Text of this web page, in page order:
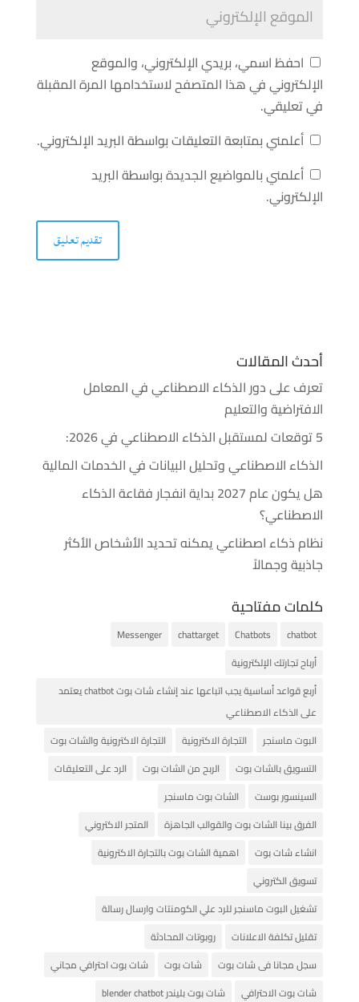
احفظ اسمي، بريدي الإلكتروني، والموقع
الإلكتروني في هذا المتصفح لاستخدامها المرة المقبلة
في تعليقي.
أعلمني بمتابعة التعليقات بواسطة البريد الإلكتروني.
أعلمني بالمواضيع الجديدة بواسطة البريد
الإلكتروني.
أحدث المقالات
تعرف على دور الذكاء الاصطناعي في المعامل
الافتراضية والتعليم
5 توقعات لمستقبل الذكاء الاصطناعي في 2026:
الذكاء الاصطناعي وتحليل البيانات في الخدمات المالية
هل يكون عام 2027 بداية انفجار فقاعة الذكاء
الاصطناعي؟
نظام ذكاء اصطناعي يمكنه تحديد الأشخاص الأكثر
جاذبية وجمالاً
كلمات مفتاحية
chatbot
Chatbots
chattarget
Messenger
أرباح تجارتك الإلكترونية
أربع قواعد أساسية يجب اتباعها عند إنشاء شات بوت chatbot يعتمد
على الذكاء الاصطناعي
البوت ماسنجر
التجارة الاكترونية
التجارة الاكترونية والشات بوت
التسويق بالشات بوت
الربح من الشات بوت
الرد على التعليقات
السينسور بوست
الشات بوت ماسنجر
الفرق بينا الشات بوت والقوالب الجاهزة
المتجر الاكتروني
انشاء شات بوت
اهمية الشات بوت بالتجارة الاكترونية
تسويق الكتروني
تشغيل البوت ماسنجر للرد علي الكومنتات وارسال رسالة
تقليل تكلفة الاعلانات
روبوتات المحادثة
سجل مجانا فى شات بوت
شات بوت
شات بوت احترافي مجاني
شات بوت الاحترافي
شات بوت بليندر blender chatbot